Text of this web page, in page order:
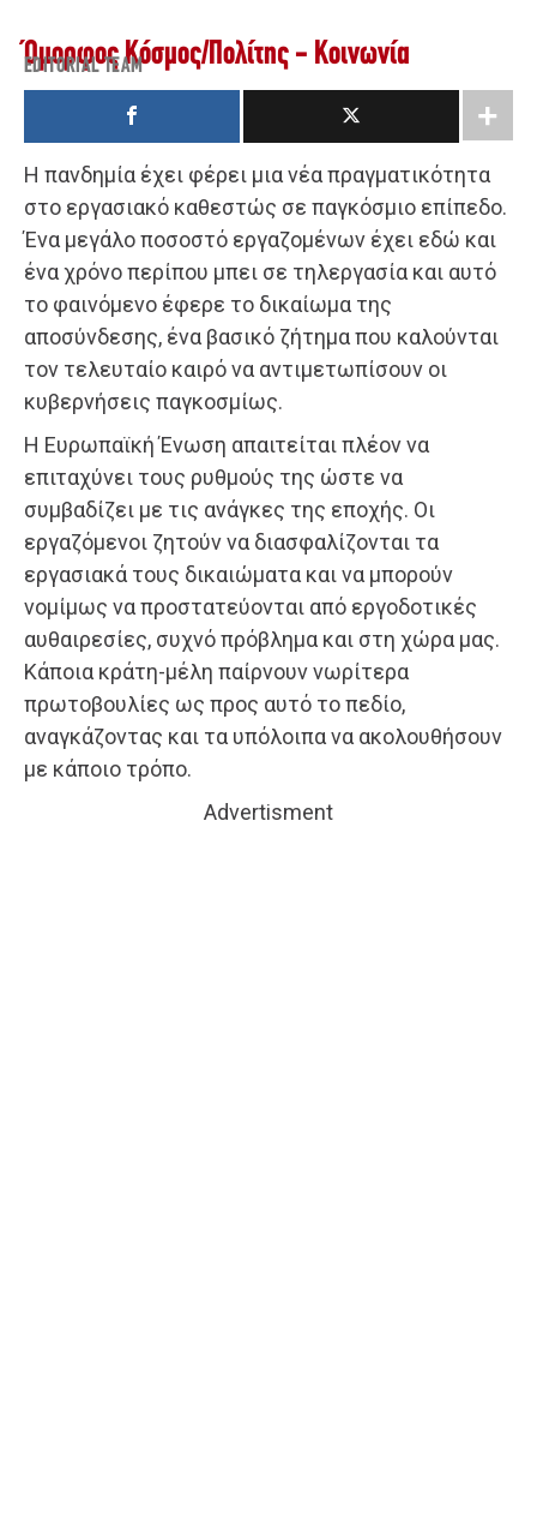
Όμορφος Κόσμος/Πολίτης - Κοινωνία
EDITORIAL TEAM
Η πανδημία έχει φέρει μια νέα πραγματικότητα
στο εργασιακό καθεστώς σε παγκόσμιο επίπεδο.
Ένα μεγάλο ποσοστό εργαζομένων έχει εδώ και
ένα χρόνο περίπου μπει σε τηλεργασία και αυτό
το φαινόμενο έφερε το δικαίωμα της
αποσύνδεσης, ένα βασικό ζήτημα που καλούνται
τον τελευταίο καιρό να αντιμετωπίσουν οι
κυβερνήσεις παγκοσμίως.
Η Ευρωπαϊκή Ένωση απαιτείται πλέον να
επιταχύνει τους ρυθμούς της ώστε να
συμβαδίζει με τις ανάγκες της εποχής. Οι
εργαζόμενοι ζητούν να διασφαλίζονται τα
εργασιακά τους δικαιώματα και να μπορούν
νομίμως να προστατεύονται από εργοδοτικές
αυθαιρεσίες, συχνό πρόβλημα και στη χώρα μας.
Κάποια κράτη-μέλη παίρνουν νωρίτερα
πρωτοβουλίες ως προς αυτό το πεδίο,
αναγκάζοντας και τα υπόλοιπα να ακολουθήσουν
με κάποιο τρόπο.
Advertisment